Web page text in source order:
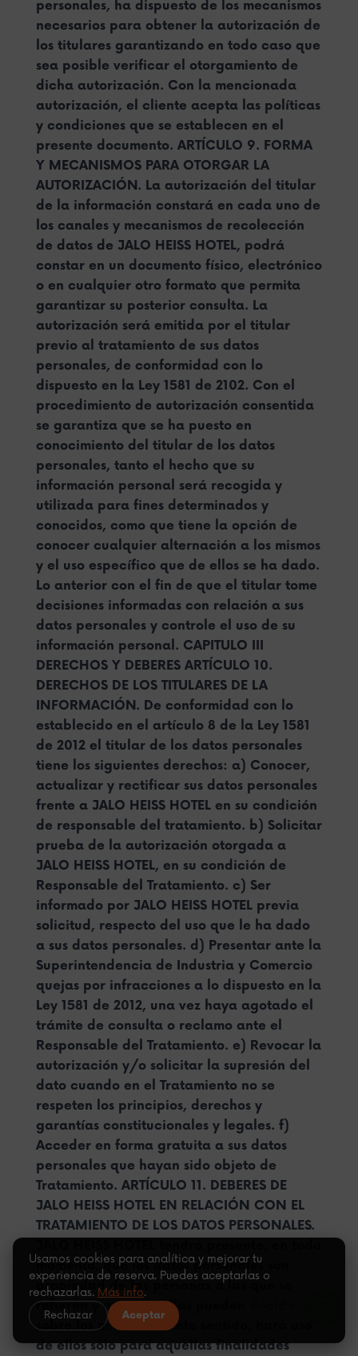
Usamos cookies para analítica y mejorar tu
experiencia de reserva. Puedes aceptarlas o
rechazarlas. Más info.
Rechazar Aceptar